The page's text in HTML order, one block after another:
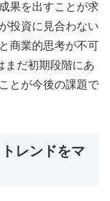
果を出すことが求
投資に見合わない
商業的思考が不可
まだ初期段階にあ
とが今後の課題で
レンドをマ